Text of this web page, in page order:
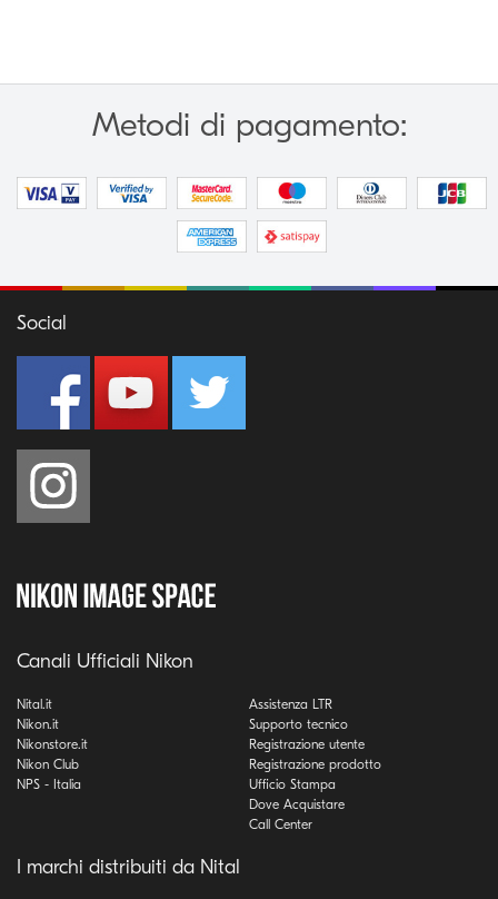
Metodi di pagamento:
Social
Canali Ufficiali Nikon
Nital.it
Nikon.it
Nikonstore.it
Nikon Club
NPS - Italia
Assistenza LTR
Supporto tecnico
Registrazione utente
Registrazione prodotto
Ufficio Stampa
Dove Acquistare
Call Center
I marchi distribuiti da Nital